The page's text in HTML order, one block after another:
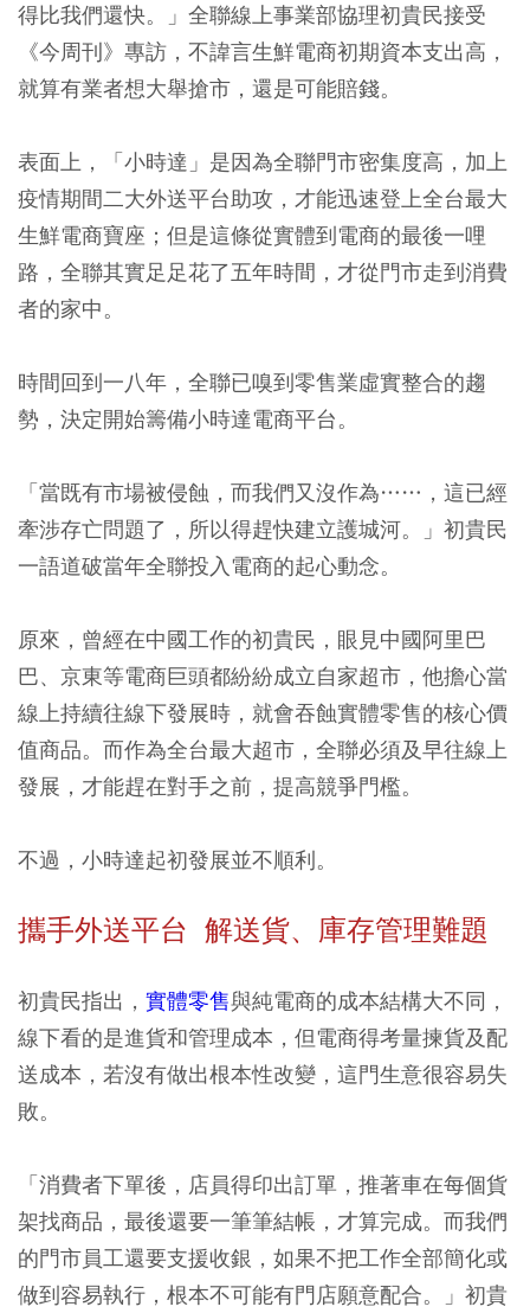
得比我們還快。」全聯線上事業部協理初貴民接受
《今周刊》專訪，不諱言生鮮電商初期資本支出高，
就算有業者想大舉搶市，還是可能賠錢。
表面上，「小時達」是因為全聯門市密集度高，加上
疫情期間二大外送平台助攻，才能迅速登上全台最大
生鮮電商寶座；但是這條從實體到電商的最後一哩
路，全聯其實足足花了五年時間，才從門市走到消費
者的家中。
時間回到一八年，全聯已嗅到零售業虛實整合的趨
勢，決定開始籌備小時達電商平台。
「當既有市場被侵蝕，而我們又沒作為……，這已經
牽涉存亡問題了，所以得趕快建立護城河。」初貴民
一語道破當年全聯投入電商的起心動念。
原來，曾經在中國工作的初貴民，眼見中國阿里巴
巴、京東等電商巨頭都紛紛成立自家超市，他擔心當
線上持續往線下發展時，就會吞蝕實體零售的核心價
值商品。而作為全台最大超市，全聯必須及早往線上
發展，才能趕在對手之前，提高競爭門檻。
不過，小時達起初發展並不順利。
攜手外送平台 解送貨、庫存管理難題
初貴民指出， 實體零售與純電商的成本結構大不同，
線下看的是進貨和管理成本，但電商得考量揀貨及配
送成本，若沒有做出根本性改變，這門生意很容易失
敗。
「消費者下單後，店員得印出訂單，推著車在每個貨
架找商品，最後還要一筆筆結帳，才算完成。而我們
的門市員工還要支援收銀，如果不把工作全部簡化或
做到容易執行，根本不可能有門店願意配合。」初貴